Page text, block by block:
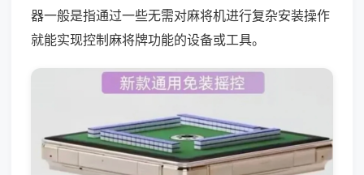
器一般是指通过一些无需对麻将机进行复杂安装操作
就能实现控制麻将牌功能的设备或工具。